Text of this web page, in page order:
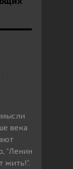
мысли
века
“Ленин
жить!”.